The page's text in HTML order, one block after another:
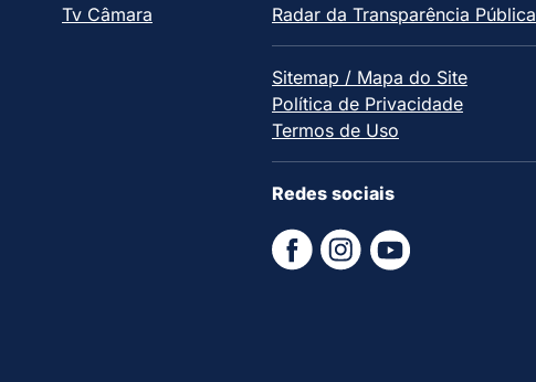
Tv Câmara
Radar da Transparência Pública
Sitemap / Mapa do Site
Política de Privacidade
Termos de Uso
Redes sociais